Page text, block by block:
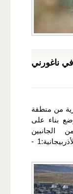
ناغورني
من منطقة
بناء على
الجانبين
بموضوعية.أهداف العملية الهجومية الأذربيجانية:1 -